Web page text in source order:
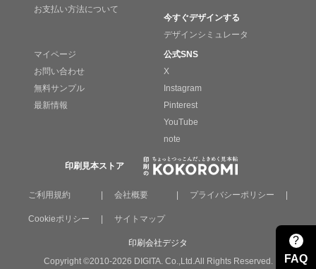
お支払い方法について
今すぐデザインする
デザインシミュレータ
マイページ
お問い合わせ
無料サンプル
最新情報
公式SNS
X
Instagram
Pinterest
YouTube
note
印刷見本ストア
ご利用規約 会社概要 プライバシーポリシー
Cookieポリシー サイトマップ
印刷会社デジタ
Copyright ©2010-2026 DIGITA. Co.,Ltd.All Rights Reserved.
?
FAQ